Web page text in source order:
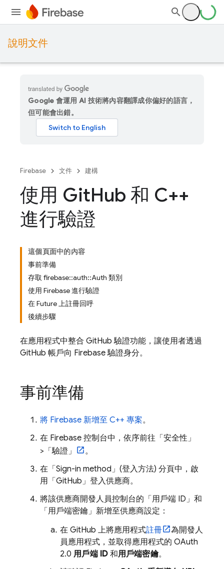
說明文件
Google 會運用 AI 技術將內容翻譯成你偏好的語言，
但可能會出錯。
Firebase 文件 建構
使用 GitHub 和 C++
進行驗證
這個頁面中的內容
事前準備
存取 firebase::auth::Auth 類別
使用 Firebase 進行驗證
在 Future 上註冊回呼
後續步驟
在應用程式中整合 GitHub 驗證功能，讓使用者透過
GitHub 帳戶向 Firebase 驗證身分。
事前準備
將 Firebase 新增至 C++ 專案。
在 Firebase 控制台中，依序前往「安全性」
>「驗證」
。
在「Sign-in method」 (登入方法) 分頁中，啟
用「GitHub」 登入供應商。
將該供應商開發人員控制台的「用戶端 ID」 和
「用戶端密鑰」 新增至供應商設定：
在 GitHub 上將應用程式註冊
為開發人
員應用程式，並取得應用程式的 OAuth
2.0 用戶端 ID和用戶端密鑰。